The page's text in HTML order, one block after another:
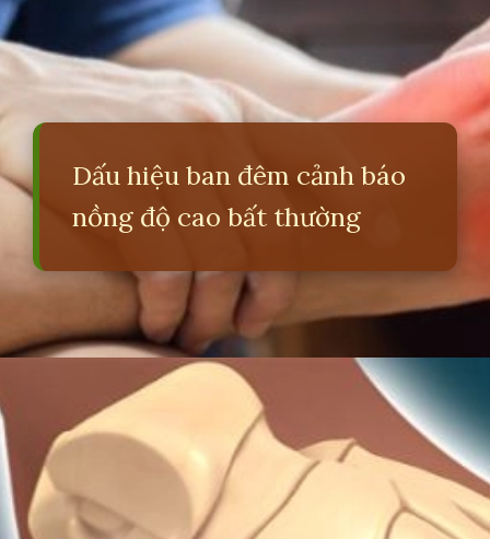
Dấu hiệu ban đêm cảnh báo
nồng độ cao bất thường
https://erci.edu.vn/acid-uric-la-gi